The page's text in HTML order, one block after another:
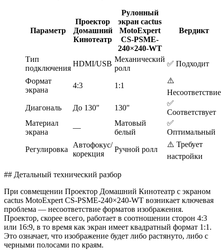
Параметр
Проектор
Домашний
Кинотеатр
Рулонный
экран cactus
MotoExpert
CS-PSME-
240×240-WT
Вердикт
Тип
подключения
HDMI/USB
Механический
ролл
✅ Подходит
Формат
экрана
4:3 1:1
⚠️
Несоответствие
Диагональ
До 130" 130"
✅
Соответствует
Материал
экрана
—
Матовый
белый
✅
Оптимальный
Регулировка
Автофокус/
корекция
Ручной ролл
⚠️ Требует
настройки
## Детальный технический разбор
При совмещении Проектор Домашний Кинотеатр с экраном
cactus MotoExpert CS-PSME-240×240-WT возникает ключевая
проблема — несоответствие форматов изображения.
Проектор, скорее всего, работает в соотношении сторон 4:3
или 16:9, в то время как экран имеет квадратный формат 1:1.
Это означает, что изображение будет либо растянуто, либо с
черными полосами по краям.